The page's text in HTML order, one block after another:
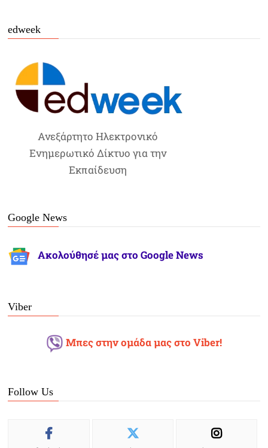
edweek
Ανεξάρτητο Ηλεκτρονικό
Ενημερωτικό Δίκτυο για την
Εκπαίδευση
Google News
Ακολούθησέ μας στο Google News
Viber
Μπες στην ομάδα μας στο Viber!
Follow Us